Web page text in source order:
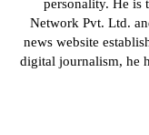
personality. He is
Network Pvt. Ltd.
news website
digital journalism, he